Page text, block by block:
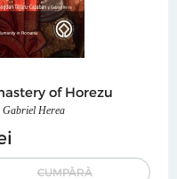
of Horezu
Gabriel Herea
CUMPĂRĂ